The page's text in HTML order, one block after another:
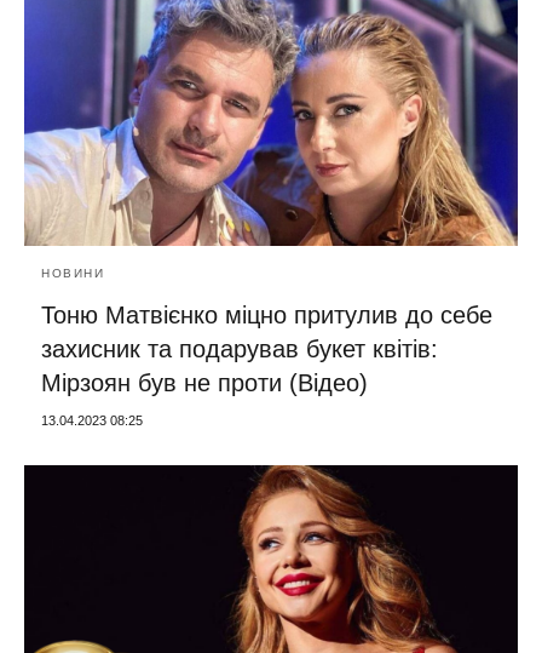
НОВИНИ
Тоню Матвієнко міцно притулив до себе
захисник та подарував букет квітів:
Мірзоян був не проти (Відео)
13.04.2023 08:25